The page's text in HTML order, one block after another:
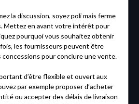
la discussion, soyez poli mais ferme
Mettez en avant votre intérêt pour
pourquoi vous souhaitez obtenir
les fournisseurs peuvent être
concessions pour conclure une vente.
d’être flexible et ouvert aux
par exemple proposer d’acheter
ou accepter des délais de livraison